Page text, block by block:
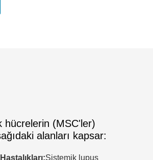
hücrelerin (MSC'ler)
alanları kapsar:
Sistemik lupus